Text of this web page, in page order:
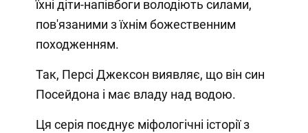
їхні діти-напівбоги володіють силами,
пов'язаними з їхнім божественним
походженням.
Так, Персі Джексон виявляє, що він син
Посейдона і має владу над водою.
Ця серія поєднує міфологічні історії з